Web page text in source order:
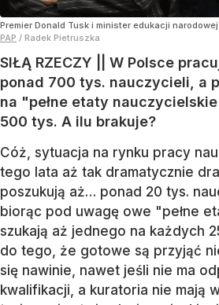
Premier Donald Tusk i minister edukacji
PAP / Radek Pietruszka
SIŁĄ RZECZY || W Polsce
ponad 700 tys. nauczycieli, a
na "pełne etaty
500 tys. A ilu brakuje?
Cóż, sytuacja na rynku pracy
tego lata aż tak dramatycznie
poszukują aż… ponad 20 tys.
biorąc pod uwagę owe "pełne
szukają aż jednego na każdych
do tego, że gotowe są przyjąć
się nawinie, nawet jeśli nie ma
kwalifikacji, a kuratoria nie mają